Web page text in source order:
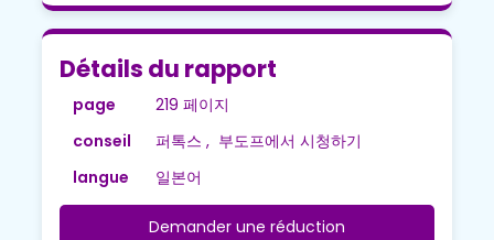
Détails du rapport
page
219 페이지
conseil
퍼톡스 , 부도프에서 시청하기
langue
일본어
Demander une réduction